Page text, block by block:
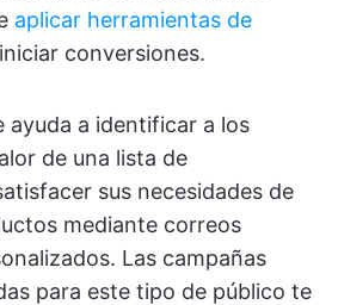
aplicar herramientas de
conversiones.
ayuda a identificar a los
de una lista de
sus necesidades de
mediante correos
Las campañas
para este tipo de público te